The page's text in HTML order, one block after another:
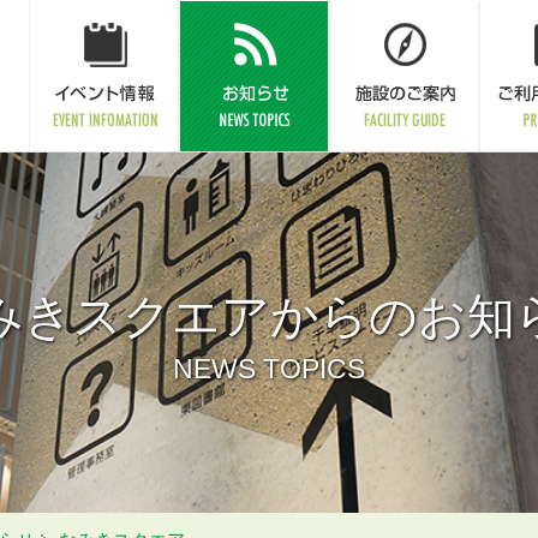
きスクエアからのお知
NEWS TOPICS